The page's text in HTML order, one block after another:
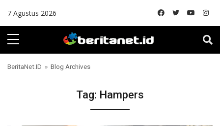
7 Agustus 2026
BeritaNet.ID » Blog Archives
Tag: Hampers